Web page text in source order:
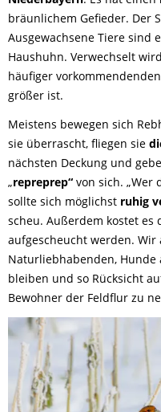
bräunlichem Gefieder. Der
Ausgewachsene Tiere sind
Haushuhn. Verwechselt
häufiger vorkommendenden
größer ist.
Meistens bewegen sich
sie überrascht, fliegen sie
nächsten Deckung und
„repreprep“ von sich. „Wer
sollte sich möglichst ruhig
scheu. Außerdem kostet es
aufgescheucht werden.
Naturliebhabenden, Hunde
bleiben und so Rücksicht
Bewohner der Feldflur zu